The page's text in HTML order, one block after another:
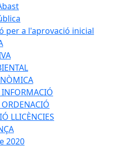
per a l'aprovació inicial
LLICÈNCIES
2020